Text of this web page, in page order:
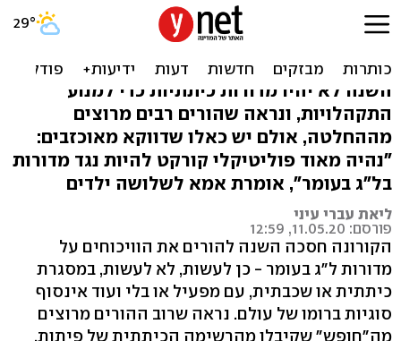
"מה הכי טוב בקורונה? ביטול
השנה לא יהיו מדורות כיתתיות כדי למנוע
התקהלויות, ונראה שהורים רבים מרוצים
מההחלטה, אולם יש כאלו שדווקא מאוכזבים:
"נהיה מאוד פוליטיקלי קורקט להיות נגד מדורות
בל"ג בעומר", אומרת אמא לשלושה ילדים
ליאת עברי עיני
פורסם: 11.05.20, 12:59
הקורונה חסכה השנה להורים את הוויכוחים על
מדורות ל"ג בעומר - כן לעשות, לא לעשות, במסגרת
כיתתית או שכבתית, עם מפעיל או בלי ועוד אינסוף
סוגיות ברומו של עולם. נראה שרוב ההורים מרוצים
מה"חופש" שקיבלו מהרשימה הכיתתית של פיתות,